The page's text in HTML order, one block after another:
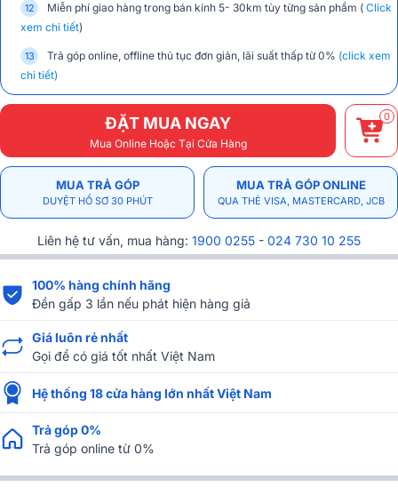
Miễn phí giao hàng trong bán kính 5- 30km tùy từng sản phẩm ( Click
xem chi tiết)
Trả góp online, offline thủ tục đơn giản, lãi suất thấp từ 0% (click xem
chi tiết)
ĐẶT MUA NGAY
Mua Online Hoặc Tại Cửa Hàng
0
MUA TRẢ GÓP
DUYỆT HỒ SƠ 30 PHÚT
MUA TRẢ GÓP ONLINE
QUA THẺ VISA, MASTERCARD, JCB
Liên hệ tư vấn, mua hàng: 1900 0255 - 024 730 10 255
100% hàng chính hãng
Đền gấp 3 lần nếu phát hiện hàng giả
Giá luôn rẻ nhất
Gọi để có giá tốt nhất Việt Nam
Hệ thống 18 cửa hàng lớn nhất Việt Nam
Trả góp 0%
Trả góp online từ 0%